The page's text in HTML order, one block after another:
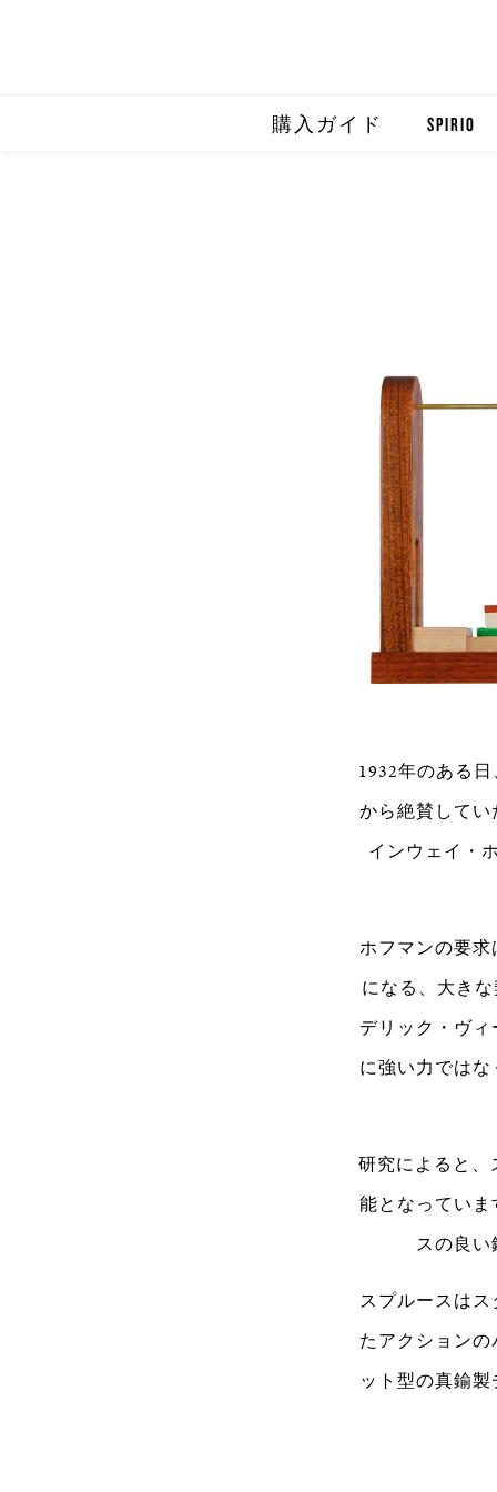
購入ガイド SPIRIO
1932年のある
から絶賛して
インウェイ・
ホフマンの要
になる、大き
デリック・ヴ
に強い力では
研究によると
能となってい
スの良
スプルースは
たアクション
ット型の真鍮